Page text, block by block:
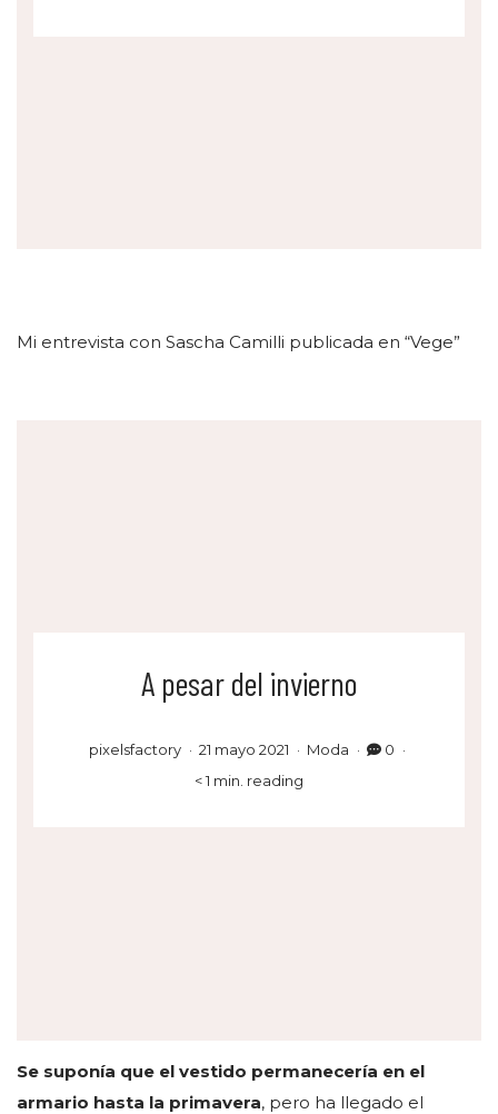
Mi entrevista con Sascha Camilli publicada en “Vege”
A pesar del invierno
pixelsfactory 21 mayo 2021 Moda
0
< 1 min. reading
Se suponía que el vestido permanecería en el
armario hasta la primavera, pero ha llegado el